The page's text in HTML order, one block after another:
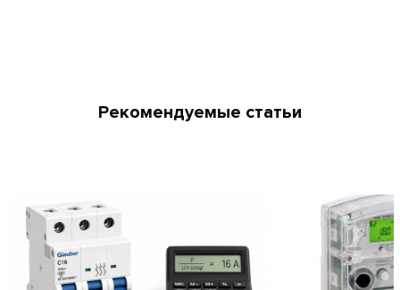
Рекомендуемые статьи